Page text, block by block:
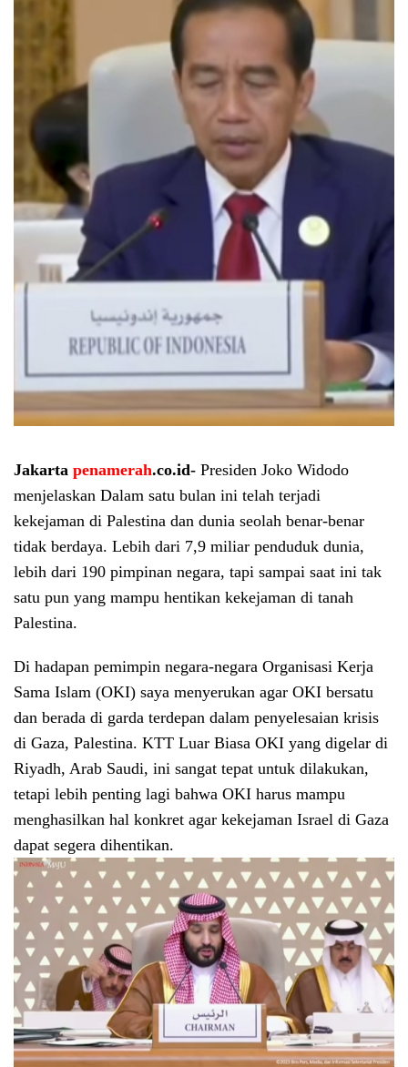
Jakarta penamerah.co.id- Presiden Joko Widodo
menjelaskan Dalam satu bulan ini telah terjadi
kekejaman di Palestina dan dunia seolah benar-benar
tidak berdaya. Lebih dari 7,9 miliar penduduk dunia,
lebih dari 190 pimpinan negara, tapi sampai saat ini tak
satu pun yang mampu hentikan kekejaman di tanah
Palestina.
Di hadapan pemimpin negara-negara Organisasi Kerja
Sama Islam (OKI) saya menyerukan agar OKI bersatu
dan berada di garda terdepan dalam penyelesaian krisis
di Gaza, Palestina. KTT Luar Biasa OKI yang digelar di
Riyadh, Arab Saudi, ini sangat tepat untuk dilakukan,
tetapi lebih penting lagi bahwa OKI harus mampu
menghasilkan hal konkret agar kekejaman Israel di Gaza
dapat segera dihentikan.